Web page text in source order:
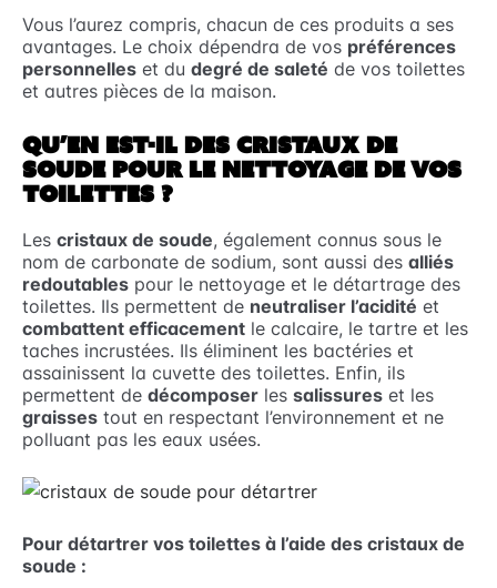
Vous l’aurez compris, chacun de ces produits a ses
avantages. Le choix dépendra de vos préférences
personnelles et du degré de saleté de vos toilettes
et autres pièces de la maison.
QU’EN EST-IL DES CRISTAUX DE
SOUDE POUR LE NETTOYAGE DE VOS
TOILETTES ?
Les cristaux de soude, également connus sous le
nom de carbonate de sodium, sont aussi des alliés
redoutables pour le nettoyage et le détartrage des
toilettes. Ils permettent de neutraliser l’acidité et
combattent efficacement le calcaire, le tartre et les
taches incrustées. Ils éliminent les bactéries et
assainissent la cuvette des toilettes. Enfin, ils
permettent de décomposer les salissures et les
graisses tout en respectant l’environnement et ne
polluant pas les eaux usées.
Pour détartrer vos toilettes à l’aide des cristaux de
soude :